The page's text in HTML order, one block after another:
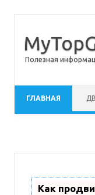
Полезная
ГЛАВНАЯ
Как